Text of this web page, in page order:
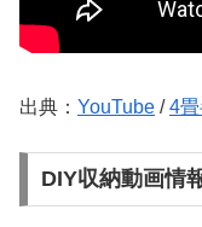
出典： YouTube /4
DIY収納動画情